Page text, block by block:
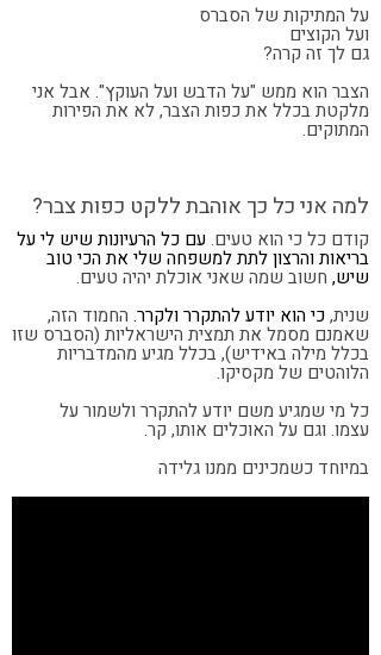
על המתיקות של הסברס
ועל הקוצים
גם לך זה קרה?
הצבר הוא ממש "על הדבש ועל העוקץ". אבל אני
מלקטת בכלל את כפות הצבר, לא את הפירות
המתוקים.
למה אני כל כך אוהבת ללקט כפות צבר?
קודם כל כי הוא טעים.עם כל הרעיונות שיש לי על
בריאות והרצון לתת למשפחה שלי את הכי טוב
שיש, חשוב שמה שאני אוכלת יהיה טעים.
שנית,כי הוא יודע להתקרר ולקרר. החמוד הזה,
שאמנם מסמל את תמצית הישראליות (הסברס שזו
בכלל מילה באידיש),בכלל מגיע מהמדבריות
הלוהטים של מקסיקו.
כל מי שמגיע משם יודע להתקרר ולשמור על
עצמו. וגם על האוכלים אותו, קר.
במיוחד כשמכינים ממנו גלידה